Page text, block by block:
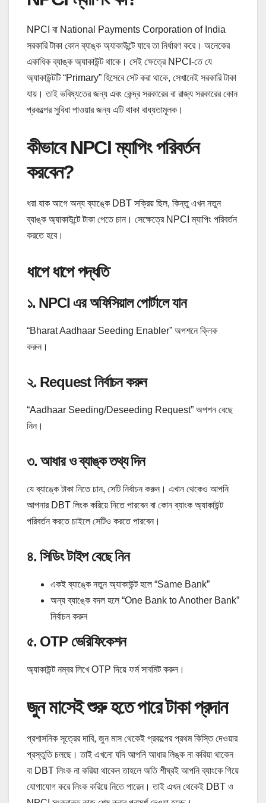
NPCI বা National Payments Corporation of India
সরকারি টাকা কোন ব্যাঙ্ক অ্যাকাউন্টে যাবে তা নির্ধারণ করে। অনেকের
একাধিক ব্যাঙ্ক অ্যাকাউন্ট থাকে। সেই ক্ষেত্রে NPCI-তে যে
অ্যাকাউন্টটি “Primary” হিসেবে সেট করা থাকে, সেখানেই সরকারি টাকা
যায়। তাই ভবিষ্যতের জন্য এবং কেন্দ্র সরকারের বা রাজ্য সরকারের কোন
প্রকল্পের সুবিধা পাওয়ার জন্য এটি থাকা বাধ্যতামূলক।
কীভাবে NPCI ম্যাপিং পরিবর্তন
করবেন?
ধরা যাক আগে অন্য ব্যাঙ্কে DBT সক্রিয় ছিল, কিন্তু এখন নতুন
ব্যাঙ্ক অ্যাকাউন্টে টাকা পেতে চান। সেক্ষেত্রে NPCI ম্যাপিং পরিবর্তন
করতে হবে।
ধাপে ধাপে পদ্ধতি
১. NPCI এর অফিসিয়াল পোর্টালে যান
“Bharat Aadhaar Seeding Enabler” অপশনে ক্লিক
করুন।
২. Request নির্বাচন করুন
“Aadhaar Seeding/Deseeding Request” অপশন বেছে
নিন।
৩. আধার ও ব্যাঙ্ক তথ্য দিন
যে ব্যাঙ্কে টাকা নিতে চান, সেটি নির্বাচন করুন। এখান থেকেও আপনি
আপনার DBT লিংক করিয়ে নিতে পারবেন বা কোন ব্যাংক অ্যাকাউন্ট
পরিবর্তন করতে চাইলে সেটিও করতে পারবেন।
৪. সিডিং টাইপ বেছে নিন
একই ব্যাঙ্কে নতুন অ্যাকাউন্ট হলে “Same Bank”
অন্য ব্যাঙ্কে বদল হলে “One Bank to Another Bank”
নির্বাচন করুন
৫. OTP ভেরিফিকেশন
অ্যাকাউন্ট নম্বর লিখে OTP দিয়ে ফর্ম সাবমিট করুন।
জুন মাসেই শুরু হতে পারে টাকা প্রদান
প্রশাসনিক সূত্রের দাবি, জুন মাস থেকেই প্রকল্পের প্রথম কিস্তি দেওয়ার
প্রস্তুতি চলছে। তাই এখনো যদি আপনি আধার লিঙ্ক না করিয়া থাকেন
বা DBT লিংক না করিয়া থাকেন তাহলে অতি শীঘ্রই আপনি ব্যাংকে গিয়ে
যোগাযোগ করে লিংক করিয়ে নিতে পারেন। তাই এখন থেকেই DBT ও